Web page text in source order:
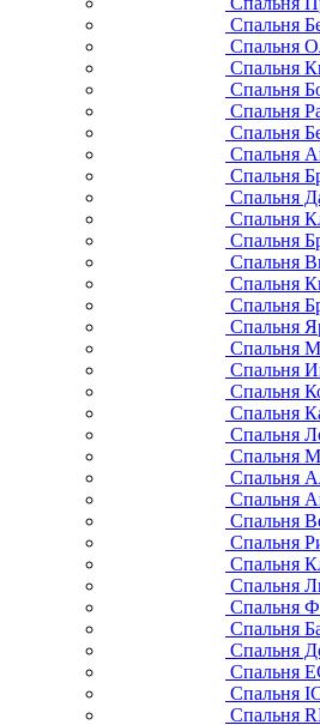
Спальня
Спальня
Спальня
Спальня
Спальня
Спальня
Спальня
Спальня
Спальня
Спальня
Спальня
Спальня
Спальня
Спальня
Спальня
Спальня
Спальня
Спальня
Спальня
Спальня
Спальня
Спальня
Спальня
Спальня
Спальня
Спальня
Спальня
Спальня
Спальня
Спальня
Спальня
Спальня
Спальня